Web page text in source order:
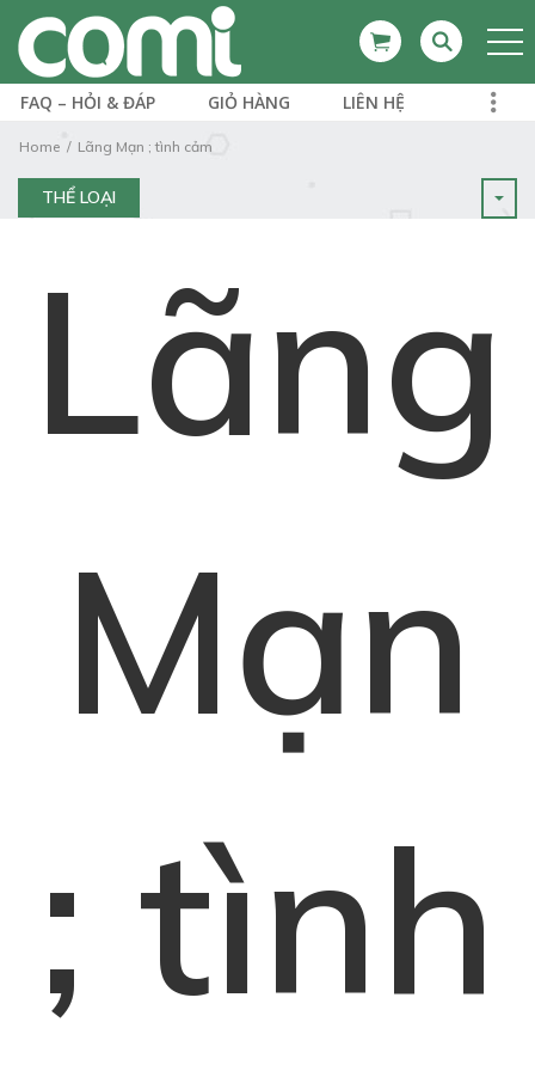
FAQ – HỎI & ĐÁP GIỎ HÀNG LIÊN HỆ
Home Lãng Mạn ; tình cảm
THỂ LOẠI
Lãng
Mạn
; tình